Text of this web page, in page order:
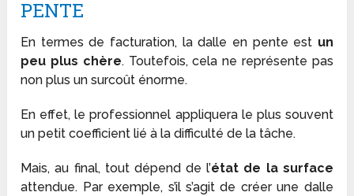
PENTE
En termes de facturation, la dalle en pente est un
peu plus chère. Toutefois, cela ne représente pas
non plus un surcoût énorme.
En effet, le professionnel appliquera le plus souvent
un petit coefficient lié à la difficulté de la tâche.
Mais, au final, tout dépend de l’état de la surface
attendue. Par exemple, s’il s’agit de créer une dalle